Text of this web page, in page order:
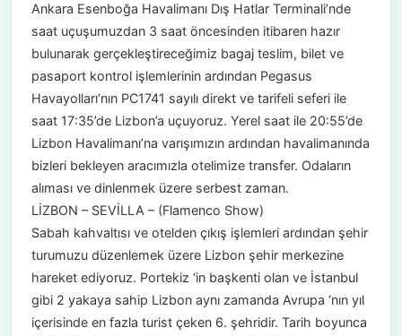
Ankara Esenboğa Havalimanı Dış Hatlar Terminali’nde
saat uçuşumuzdan 3 saat öncesinden itibaren hazır
bulunarak gerçekleştireceğimiz bagaj teslim, bilet ve
pasaport kontrol işlemlerinin ardından Pegasus
Havayolları’nın PC1741 sayılı direkt ve tarifeli seferi ile
saat 17:35’de Lizbon’a uçuyoruz. Yerel saat ile 20:55’de
Lizbon Havalimanı’na varışımızın ardından havalimanında
bizleri bekleyen aracımızla otelimize transfer. Odaların
alıması ve dinlenmek üzere serbest zaman.
LİZBON – SEVİLLA – (Flamenco Show)
Sabah kahvaltısı ve otelden çıkış işlemleri ardından şehir
turumuzu düzenlemek üzere Lizbon şehir merkezine
hareket ediyoruz. Portekiz ‘in başkenti olan ve İstanbul
gibi 2 yakaya sahip Lizbon aynı zamanda Avrupa ‘nın yıl
içerisinde en fazla turist çeken 6. şehridir. Tarih boyunca